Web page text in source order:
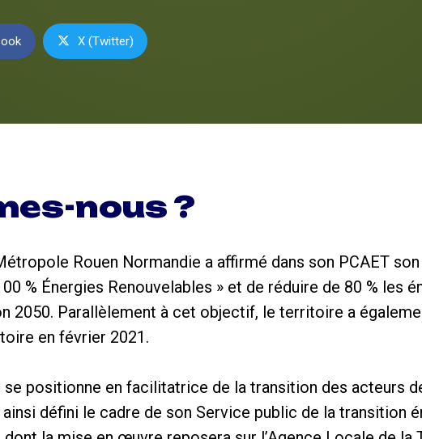
X (Twitter)
nous ?
Rouen Normandie a affirmé dans son PCAET
% Énergies Renouvelables » et de réduire de 80 % les
2050. Parallèlement à cet objectif, le territoire a
en février 2021.
positionne en facilitatrice de la transition des acteurs
défini le cadre de son Service public de la transition